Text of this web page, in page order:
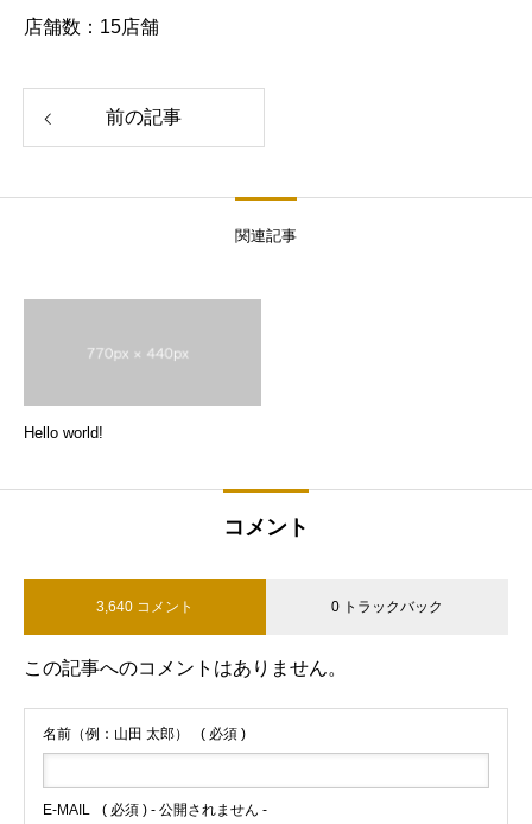
店舗数：15店舗
前の記事
関連記事
Hello world!
コメント
3,640 コメント 0 トラックバック
この記事へのコメントはありません。
名前（例：山田 太郎） ( 必須 )
E-MAIL ( 必須 ) - 公開されません -